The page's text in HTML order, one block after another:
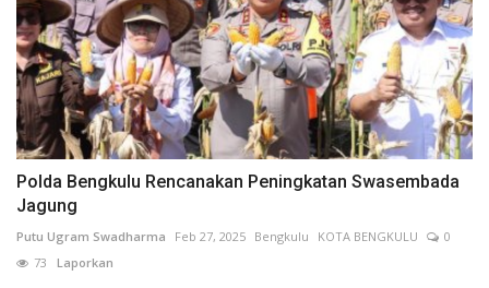
Polda Bengkulu Rencanakan Peningkatan Swasembada
Jagung
Putu Ugram Swadharma Feb 27, 2025 Bengkulu KOTA BENGKULU
0
73 Laporkan